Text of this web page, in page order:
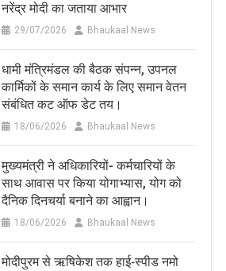
नरेंद्र मोदी का जताया आभार
29/07/2026 Bhaukaal News
धामी मंत्रिमंडल की बैठक संपन्न, उपनल
कार्मिकों के समान कार्य के लिए समान वेतन
संबंधित कट ऑफ डेट तय।
18/06/2026 Bhaukaal News
मुख्यमंत्री ने अधिकारियों- कर्मचारियों के
साथ आवास पर किया योगाभ्यास, योग को
दैनिक दिनचर्या बनाने का आह्वान।
18/06/2026 Bhaukaal News
मोदीपुरम से ऋषिकेश तक हाई‑स्पीड नमो